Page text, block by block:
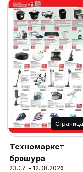
Cтраница
Техномаркет
брошура
23.07. - 12.08.2026